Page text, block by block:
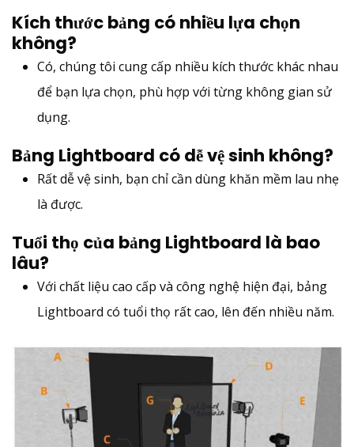
Kích thước bảng có nhiều lựa chọn
không?
Có, chúng tôi cung cấp nhiều kích thước khác nhau
để bạn lựa chọn, phù hợp với từng không gian sử
dụng.
Bảng Lightboard có dễ vệ sinh không?
Rất dễ vệ sinh, bạn chỉ cần dùng khăn mềm lau nhẹ
là được.
Tuổi thọ của bảng Lightboard là bao
lâu?
Với chất liệu cao cấp và công nghệ hiện đại, bảng
Lightboard có tuổi thọ rất cao, lên đến nhiều năm.